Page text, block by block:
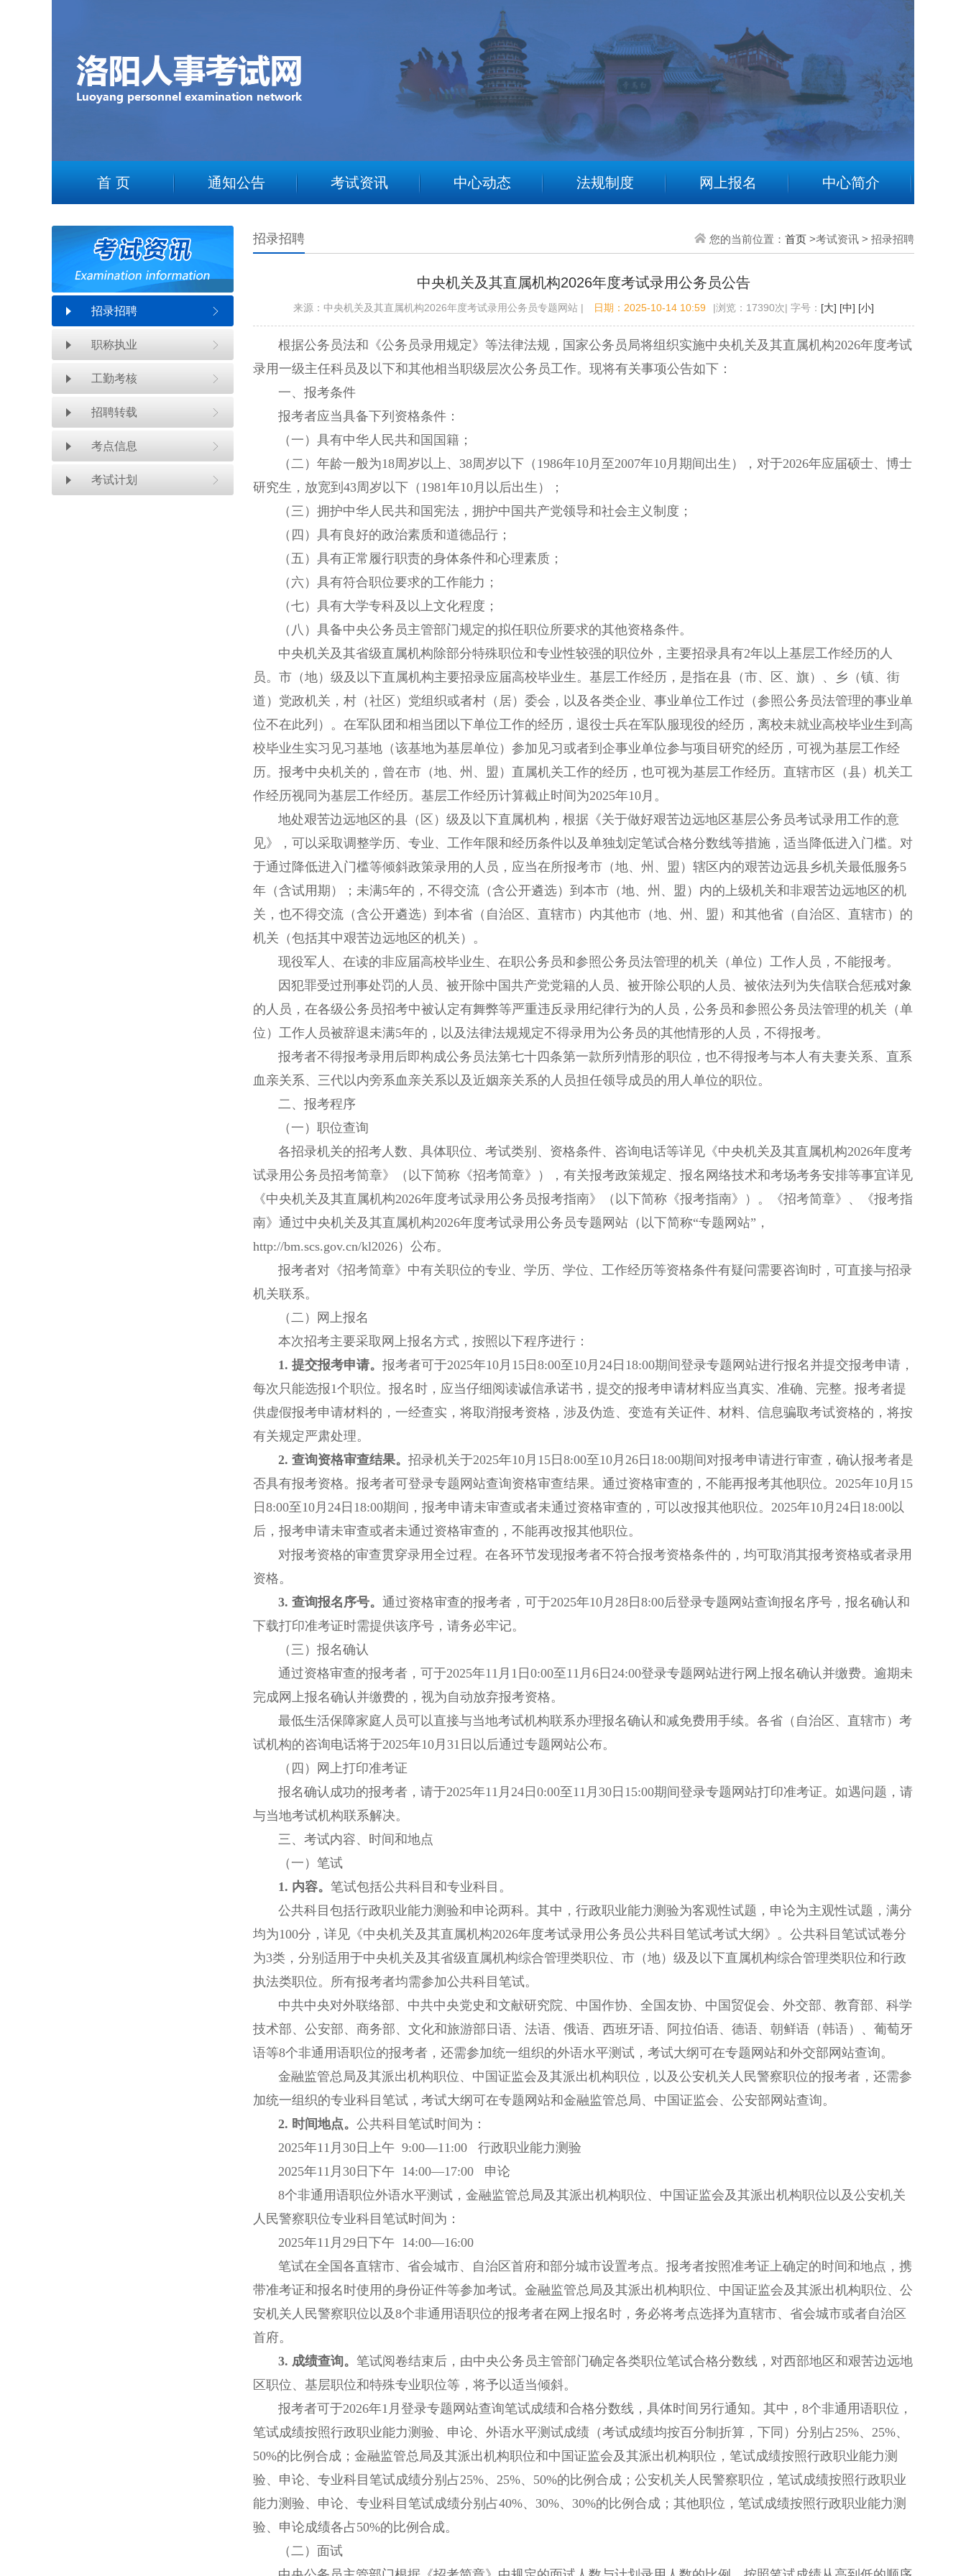
首 页 通知公告 考试资讯 中心动态 法规制度 网上报名 中心简介
招录招聘
职称执业
工勤考核
招聘转载
考点信息
考试计划
招录招聘 您的当前位置： 首页 >考试资讯 > 招录招聘
中央机关及其直属机构2026年度考试录用公务员公告
来源：中央机关及其直属机构2026年度考试录用公务员专题网站 | 日期：2025-10-14 10:59 |浏览：17390次| 字号： [大] [中] [小]
根据公务员法和《公务员录用规定》等法律法规，国家公务员局将组织实施中央机关及其直属机构2026年度考试
录用一级主任科员及以下和其他相当职级层次公务员工作。现将有关事项公告如下：
一、报考条件
报考者应当具备下列资格条件：
（一）具有中华人民共和国国籍；
（二）年龄一般为18周岁以上、38周岁以下（1986年10月至2007年10月期间出生），对于2026年应届硕士、博士
研究生，放宽到43周岁以下（1981年10月以后出生）；
（三）拥护中华人民共和国宪法，拥护中国共产党领导和社会主义制度；
（四）具有良好的政治素质和道德品行；
（五）具有正常履行职责的身体条件和心理素质；
（六）具有符合职位要求的工作能力；
（七）具有大学专科及以上文化程度；
（八）具备中央公务员主管部门规定的拟任职位所要求的其他资格条件。
中央机关及其省级直属机构除部分特殊职位和专业性较强的职位外，主要招录具有2年以上基层工作经历的人
员。市（地）级及以下直属机构主要招录应届高校毕业生。基层工作经历，是指在县（市、区、旗）、乡（镇、街
道）党政机关，村（社区）党组织或者村（居）委会，以及各类企业、事业单位工作过（参照公务员法管理的事业单
位不在此列）。在军队团和相当团以下单位工作的经历，退役士兵在军队服现役的经历，离校未就业高校毕业生到高
校毕业生实习见习基地（该基地为基层单位）参加见习或者到企事业单位参与项目研究的经历，可视为基层工作经
历。报考中央机关的，曾在市（地、州、盟）直属机关工作的经历，也可视为基层工作经历。直辖市区（县）机关工
作经历视同为基层工作经历。基层工作经历计算截止时间为2025年10月。
地处艰苦边远地区的县（区）级及以下直属机构，根据《关于做好艰苦边远地区基层公务员考试录用工作的意
见》，可以采取调整学历、专业、工作年限和经历条件以及单独划定笔试合格分数线等措施，适当降低进入门槛。对
于通过降低进入门槛等倾斜政策录用的人员，应当在所报考市（地、州、盟）辖区内的艰苦边远县乡机关最低服务5
年（含试用期）；未满5年的，不得交流（含公开遴选）到本市（地、州、盟）内的上级机关和非艰苦边远地区的机
关，也不得交流（含公开遴选）到本省（自治区、直辖市）内其他市（地、州、盟）和其他省（自治区、直辖市）的
机关（包括其中艰苦边远地区的机关）。
现役军人、在读的非应届高校毕业生、在职公务员和参照公务员法管理的机关（单位）工作人员，不能报考。
因犯罪受过刑事处罚的人员、被开除中国共产党党籍的人员、被开除公职的人员、被依法列为失信联合惩戒对象
的人员，在各级公务员招考中被认定有舞弊等严重违反录用纪律行为的人员，公务员和参照公务员法管理的机关（单
位）工作人员被辞退未满5年的，以及法律法规规定不得录用为公务员的其他情形的人员，不得报考。
报考者不得报考录用后即构成公务员法第七十四条第一款所列情形的职位，也不得报考与本人有夫妻关系、直系
血亲关系、三代以内旁系血亲关系以及近姻亲关系的人员担任领导成员的用人单位的职位。
二、报考程序
（一）职位查询
各招录机关的招考人数、具体职位、考试类别、资格条件、咨询电话等详见《中央机关及其直属机构2026年度考
试录用公务员招考简章》（以下简称《招考简章》），有关报考政策规定、报名网络技术和考场考务安排等事宜详见
《中央机关及其直属机构2026年度考试录用公务员报考指南》（以下简称《报考指南》）。《招考简章》、《报考指
南》通过中央机关及其直属机构2026年度考试录用公务员专题网站（以下简称“专题网站”，
http://bm.scs.gov.cn/kl2026）公布。
报考者对《招考简章》中有关职位的专业、学历、学位、工作经历等资格条件有疑问需要咨询时，可直接与招录
机关联系。
（二）网上报名
本次招考主要采取网上报名方式，按照以下程序进行：
1. 提交报考申请。 报考者可于2025年10月15日8:00至10月24日18:00期间登录专题网站进行报名并提交报考申请，
每次只能选报1个职位。报名时，应当仔细阅读诚信承诺书，提交的报考申请材料应当真实、准确、完整。报考者提
供虚假报考申请材料的，一经查实，将取消报考资格，涉及伪造、变造有关证件、材料、信息骗取考试资格的，将按
有关规定严肃处理。
2. 查询资格审查结果。 招录机关于2025年10月15日8:00至10月26日18:00期间对报考申请进行审查，确认报考者是
否具有报考资格。报考者可登录专题网站查询资格审查结果。通过资格审查的，不能再报考其他职位。2025年10月15
日8:00至10月24日18:00期间，报考申请未审查或者未通过资格审查的，可以改报其他职位。2025年10月24日18:00以
后，报考申请未审查或者未通过资格审查的，不能再改报其他职位。
对报考资格的审查贯穿录用全过程。在各环节发现报考者不符合报考资格条件的，均可取消其报考资格或者录用
资格。
3. 查询报名序号。 通过资格审查的报考者，可于2025年10月28日8:00后登录专题网站查询报名序号，报名确认和
下载打印准考证时需提供该序号，请务必牢记。
（三）报名确认
通过资格审查的报考者，可于2025年11月1日0:00至11月6日24:00登录专题网站进行网上报名确认并缴费。逾期未
完成网上报名确认并缴费的，视为自动放弃报考资格。
最低生活保障家庭人员可以直接与当地考试机构联系办理报名确认和减免费用手续。各省（自治区、直辖市）考
试机构的咨询电话将于2025年10月31日以后通过专题网站公布。
（四）网上打印准考证
报名确认成功的报考者，请于2025年11月24日0:00至11月30日15:00期间登录专题网站打印准考证。如遇问题，请
与当地考试机构联系解决。
三、考试内容、时间和地点
（一）笔试
1. 内容。 笔试包括公共科目和专业科目。
公共科目包括行政职业能力测验和申论两科。其中，行政职业能力测验为客观性试题，申论为主观性试题，满分
均为100分，详见《中央机关及其直属机构2026年度考试录用公务员公共科目笔试考试大纲》。公共科目笔试试卷分
为3类，分别适用于中央机关及其省级直属机构综合管理类职位、市（地）级及以下直属机构综合管理类职位和行政
执法类职位。所有报考者均需参加公共科目笔试。
中共中央对外联络部、中共中央党史和文献研究院、中国作协、全国友协、中国贸促会、外交部、教育部、科学
技术部、公安部、商务部、文化和旅游部日语、法语、俄语、西班牙语、阿拉伯语、德语、朝鲜语（韩语）、葡萄牙
语等8个非通用语职位的报考者，还需参加统一组织的外语水平测试，考试大纲可在专题网站和外交部网站查询。
金融监管总局及其派出机构职位、中国证监会及其派出机构职位，以及公安机关人民警察职位的报考者，还需参
加统一组织的专业科目笔试，考试大纲可在专题网站和金融监管总局、中国证监会、公安部网站查询。
2. 时间地点。 公共科目笔试时间为：
2025年11月30日上午 9:00—11:00 行政职业能力测验
2025年11月30日下午 14:00—17:00 申论
8个非通用语职位外语水平测试，金融监管总局及其派出机构职位、中国证监会及其派出机构职位以及公安机关
人民警察职位专业科目笔试时间为：
2025年11月29日下午 14:00—16:00
笔试在全国各直辖市、省会城市、自治区首府和部分城市设置考点。报考者按照准考证上确定的时间和地点，携
带准考证和报名时使用的身份证件等参加考试。金融监管总局及其派出机构职位、中国证监会及其派出机构职位、公
安机关人民警察职位以及8个非通用语职位的报考者在网上报名时，务必将考点选择为直辖市、省会城市或者自治区
首府。
3. 成绩查询。 笔试阅卷结束后，由中央公务员主管部门确定各类职位笔试合格分数线，对西部地区和艰苦边远地
区职位、基层职位和特殊专业职位等，将予以适当倾斜。
报考者可于2026年1月登录专题网站查询笔试成绩和合格分数线，具体时间另行通知。其中，8个非通用语职位，
笔试成绩按照行政职业能力测验、申论、外语水平测试成绩（考试成绩均按百分制折算，下同）分别占25%、25%、
50%的比例合成；金融监管总局及其派出机构职位和中国证监会及其派出机构职位，笔试成绩按照行政职业能力测
验、申论、专业科目笔试成绩分别占25%、25%、50%的比例合成；公安机关人民警察职位，笔试成绩按照行政职业
能力测验、申论、专业科目笔试成绩分别占40%、30%、30%的比例合成；其他职位，笔试成绩按照行政职业能力测
验、申论成绩各占50%的比例合成。
（二）面试